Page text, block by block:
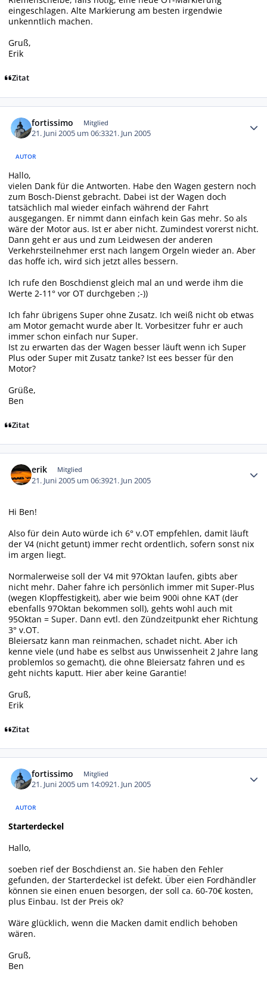
eingeschlagen. Alte Markierung am besten irgendwie
unkenntlich machen.
Gruß,
Erik
Zitat
fortissimo Mitglied
21. Juni 2005 um 06:3321. Jun 2005
AUTOR
Hallo,
vielen Dank für die Antworten. Habe den Wagen gestern noch
zum Bosch-Dienst gebracht. Dabei ist der Wagen doch
tatsächlich mal wieder einfach während der Fahrt
ausgegangen. Er nimmt dann einfach kein Gas mehr. So als
wäre der Motor aus. Ist er aber nicht. Zumindest vorerst nicht.
Dann geht er aus und zum Leidwesen der anderen
Verkehrsteilnehmer erst nach langem Orgeln wieder an. Aber
das hoffe ich, wird sich jetzt alles bessern.
Ich rufe den Boschdienst gleich mal an und werde ihm die
Werte 2-11° vor OT durchgeben ;-))
Ich fahr übrigens Super ohne Zusatz. Ich weiß nicht ob etwas
am Motor gemacht wurde aber lt. Vorbesitzer fuhr er auch
immer schon einfach nur Super.
Ist zu erwarten das der Wagen besser läuft wenn ich Super
Plus oder Super mit Zusatz tanke? Ist ees besser für den
Motor?
Grüße,
Ben
Zitat
erik Mitglied
21. Juni 2005 um 06:3921. Jun 2005
Hi Ben!
Also für dein Auto würde ich 6° v.OT empfehlen, damit läuft
der V4 (nicht getunt) immer recht ordentlich, sofern sonst nix
im argen liegt.
Normalerweise soll der V4 mit 97Oktan laufen, gibts aber
nicht mehr. Daher fahre ich persönlich immer mit Super-Plus
(wegen Klopffestigkeit), aber wie beim 900i ohne KAT (der
ebenfalls 97Oktan bekommen soll), gehts wohl auch mit
95Oktan = Super. Dann evtl. den Zündzeitpunkt eher Richtung
3° v.OT.
Bleiersatz kann man reinmachen, schadet nicht. Aber ich
kenne viele (und habe es selbst aus Unwissenheit 2 Jahre lang
problemlos so gemacht), die ohne Bleiersatz fahren und es
geht nichts kaputt. Hier aber keine Garantie!
Gruß,
Erik
Zitat
fortissimo Mitglied
21. Juni 2005 um 14:0921. Jun 2005
AUTOR
Starterdeckel
Hallo,
soeben rief der Boschdienst an. Sie haben den Fehler
gefunden, der Starterdeckel ist defekt. Über eien Fordhändler
können sie einen enuen besorgen, der soll ca. 60-70€ kosten,
plus Einbau. Ist der Preis ok?
Wäre glücklich, wenn die Macken damit endlich behoben
wären.
Gruß,
Ben